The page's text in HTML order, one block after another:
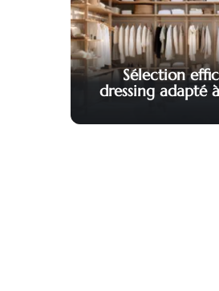
Sélection
dressing adapté